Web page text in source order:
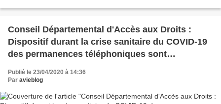
Conseil Départemental d'Accès aux Droits :
Dispositif durant la crise sanitaire du COVID-19
des permanences téléphoniques sont
Publié le 23/04/2020 à 14:36
Par avieblog